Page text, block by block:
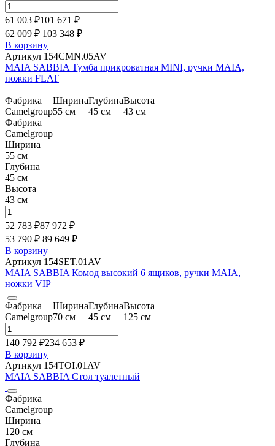
61 003 ₽101 671 ₽
62 009 ₽ 103 348 ₽
В корзину
Артикул 154CMN.05AV
MAIA SABBIA Тумба прикроватная MINI, ручки MAIA,
ножки FLAT
Фабрика
Camelgroup
Ширина
55 см
Глубина
45 см
Высота
43 см
Фабрика
Camelgroup
Ширина
55 см
Глубина
45 см
Высота
43 см
52 783 ₽87 972 ₽
53 790 ₽ 89 649 ₽
В корзину
Артикул 154SET.01AV
MAIA SABBIA Комод высокий 6 ящиков, ручки MAIA,
ножки VIP
Фабрика
Camelgroup
Ширина
70 см
Глубина
45 см
Высота
125 см
140 792 ₽234 653 ₽
В корзину
Артикул 154TOI.01AV
MAIA SABBIA Стол туалетный
Фабрика
Camelgroup
Ширина
120 см
Глубина